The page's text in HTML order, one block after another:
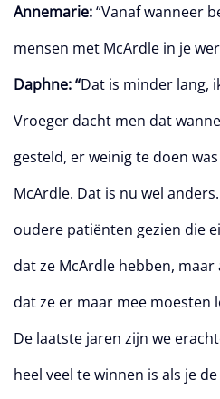
Annemarie:“Vanaf wanneer
mensen met McArdle in je
Daphne: “Dat is minder lang,
Vroeger dacht men dat
gesteld, er weinig te doen
McArdle. Dat is nu wel
oudere patiënten gezien die
dat ze McArdle hebben,
dat ze er maar mee moesten
De laatste jaren zijn we
heel veel te winnen is als je